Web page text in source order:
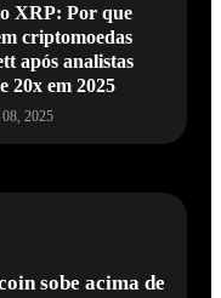
XRP: Por que
criptomoedas
após analistas
20x em 2025
08, 2025
sobe acima de